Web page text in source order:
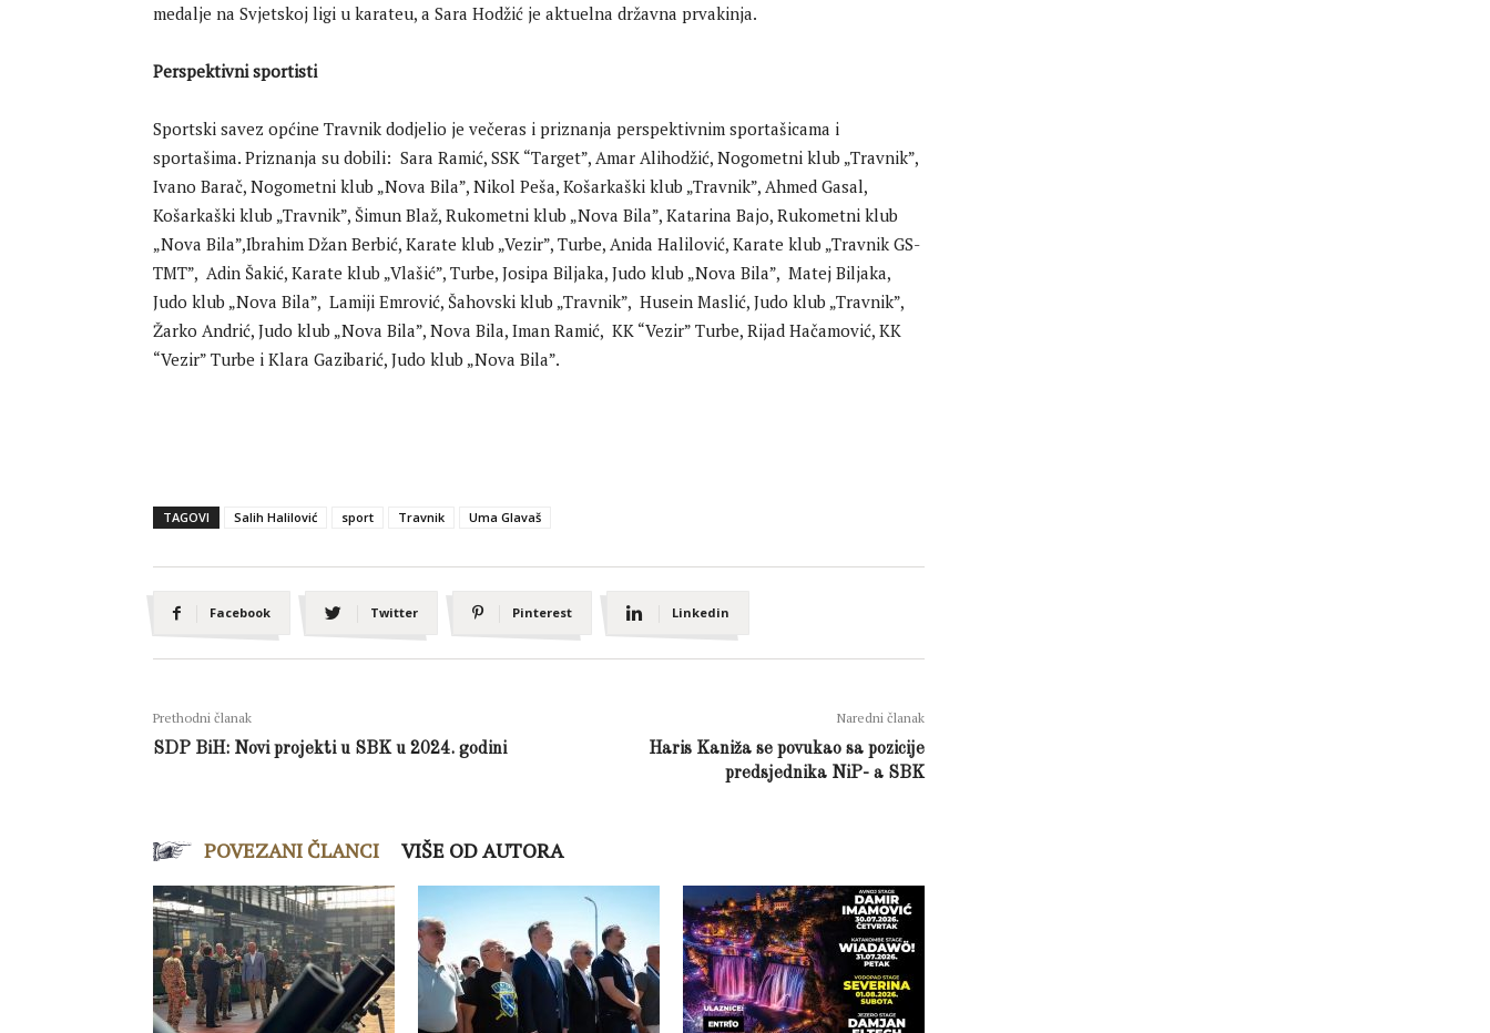
medalje na Svjetskoj ligi u karateu, a Sara Hodžić je aktuelna državna prvakinja.
Perspektivni sportisti
Sportski savez općine Travnik dodjelio je večeras i priznanja perspektivnim sportašicama i
sportašima. Priznanja su dobili: Sara Ramić, SSK “Target”, Amar Alihodžić, Nogometni klub „Travnik”,
Ivano Barač, Nogometni klub „Nova Bila”, Nikol Peša, Košarkaški klub „Travnik”, Ahmed Gasal,
Košarkaški klub „Travnik”, Šimun Blaž, Rukometni klub „Nova Bila”, Katarina Bajo, Rukometni klub
„Nova Bila”,Ibrahim Džan Berbić, Karate klub „Vezir”, Turbe, Anida Halilović, Karate klub „Travnik GS-
TMT”, Adin Šakić, Karate klub „Vlašić”, Turbe, Josipa Biljaka, Judo klub „Nova Bila”, Matej Biljaka,
Judo klub „Nova Bila”, Lamiji Emrović, Šahovski klub „Travnik”, Husein Maslić, Judo klub „Travnik”,
Žarko Andrić, Judo klub „Nova Bila”, Nova Bila, Iman Ramić, KK “Vezir” Turbe, Rijad Hačamović, KK
“Vezir” Turbe i Klara Gazibarić, Judo klub „Nova Bila”.
TAGOVI Salih Halilović sport Travnik Uma Glavaš
Facebook Twitter Pinterest Linkedin
Prethodni članak
SDP BiH: Novi projekti u SBK u 2024. godini
Naredni članak
Haris Kaniža se povukao sa pozicije
predsjednika NiP- a SBK
POVEZANI ČLANCI VIŠE OD AUTORA